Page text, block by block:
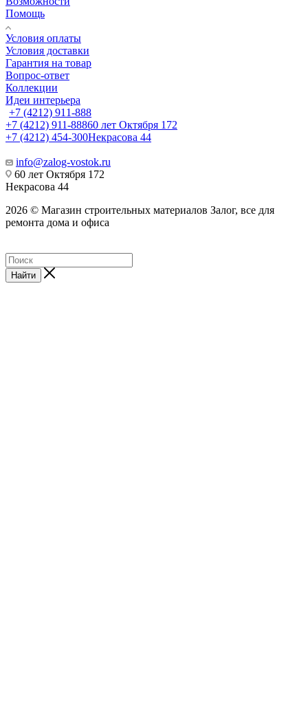
Помощь
Условия оплаты
Условия доставки
Гарантия на товар
Вопрос-ответ
Коллекции
Идеи интерьера
+7 (4212) 911-888
+7 (4212) 911-88860 лет Октября 172
+7 (4212) 454-300Некрасова 44
info@zalog-vostok.ru
60 лет Октября 172
Некрасова 44
2026 © Магазин строительных материалов Залог, все для
ремонта дома и офиса
Найти